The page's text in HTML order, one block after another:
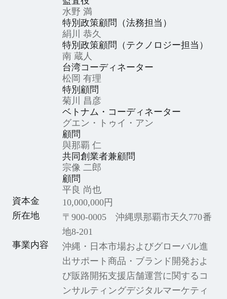
水野 満
特別政策顧問（法務担当）
絹川 恭久
特別政策顧問（テクノロジー担当）
南 蔵人
台湾コーディネーター
松岡 有理
特別顧問
菊川 昌彦
ベトナム・コーディネーター
グエン・トゥイ・アン
顧問
與那覇 仁
共同創業者兼顧問
宗像 二郎
顧問
平良 尚也
資本金
10,000,000円
所在地
〒900-0005 沖縄県那覇市天久770番
地8-201
事業内容
沖縄・日本市場およびグローバル進
出サポート 商品・ブランド開発およ
び販路開拓支援店舗運営に関するコ
ンサルティングデジタルマーケティ